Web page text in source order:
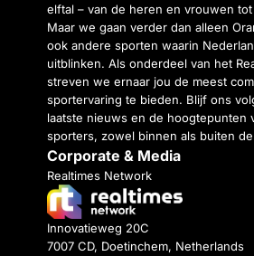
elftal – van de heren en vrouwen
Maar we gaan verder dan alleen
ook andere sporten waarin
uitblinken. Als onderdeel van het
streven we ernaar jou de meest
sportervaring te bieden. Blijf ons
laatste nieuws en de hoogtepunten
sporters, zowel binnen als buiten
Corporate & Media
Realtimes Network
Innovatieweg 20C
7007 CD, Doetinchem, Netherlands